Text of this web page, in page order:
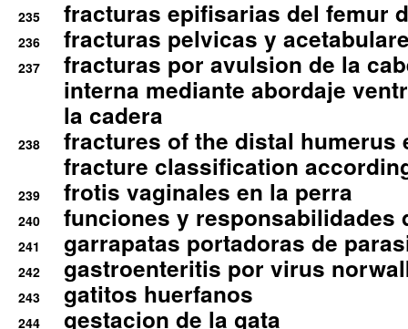
235 fracturas epifisarias del femur
236 fracturas pelvicas y
237
fracturas por avulsion de la
interna mediante abordaje
la cadera
238
fractures of the distal humerus
fracture classification
239 frotis vaginales en la perra
240 funciones y responsabilidades
241 garrapatas portadoras de
242 gastroenteritis por virus
243 gatitos huerfanos
244 gestacion de la gata